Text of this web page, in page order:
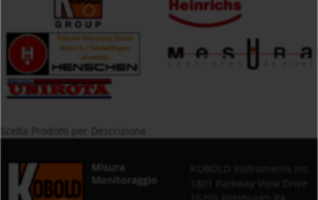
Misura
Monitoraggio